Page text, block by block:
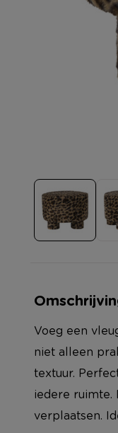
Voeg een
niet alleen
textuur.
iedere ruimte.
verplaatsen.